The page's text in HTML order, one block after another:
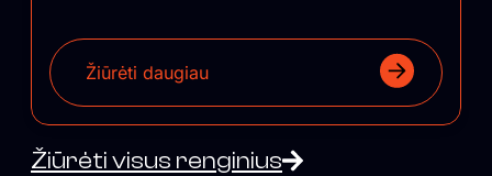
Žiūrėti daugiau
Žiūrėti visus renginius